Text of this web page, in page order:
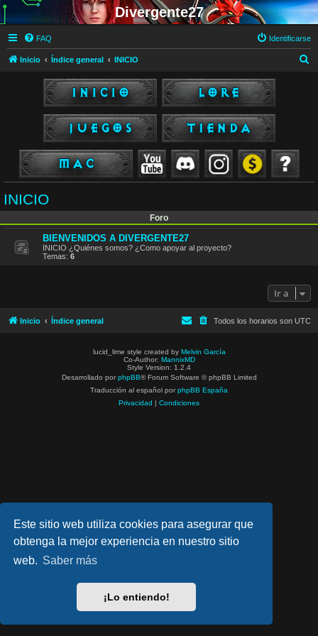
Este sitio web utiliza cookies para asegurar que
obtenga la mejor experiencia en nuestro sitio
web. Saber más
¡Lo entiendo!
Divergente27
FAQ Identificarse
Inicio Índice general INICIO
INICIO
Foro
BIENVENIDOS A DIVERGENTE27
INICIO ¿Quiénes somos? ¿Como apoyar al proyecto?
Temas: 6
Ir a
Inicio Índice general Todos los horarios son UTC
lucid_lime style created by Melvin García
Co-Author: MannixMD
Style Version: 1.2.4
Desarrollado por phpBB® Forum Software © phpBB Limited
Traducción al español por phpBB España
Privacidad | Condiciones